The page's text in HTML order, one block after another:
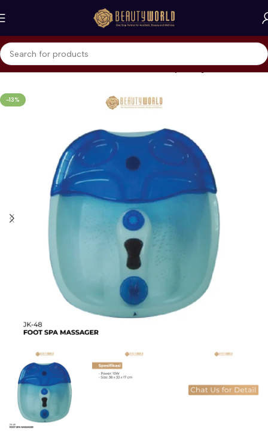
Beranda Home Care & Accessories Beauty Gadget
-13%